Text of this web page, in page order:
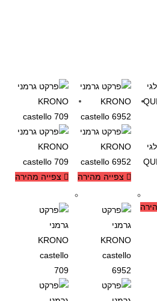
צפייה מהירה
צפייה מהירה